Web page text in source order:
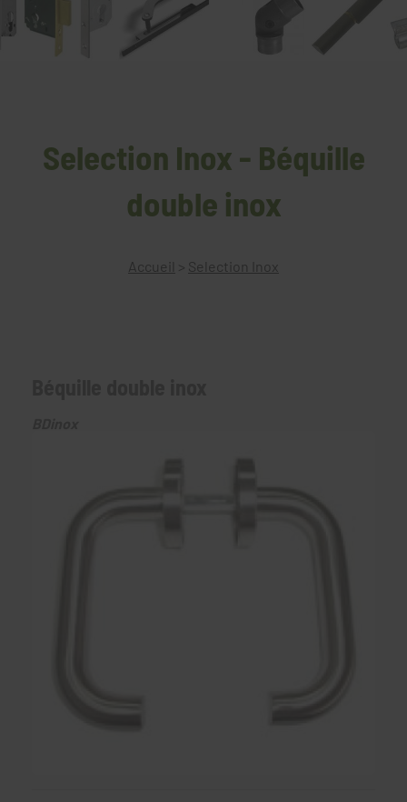
Selection Inox - Béquille
double inox
Accueil > Selection Inox